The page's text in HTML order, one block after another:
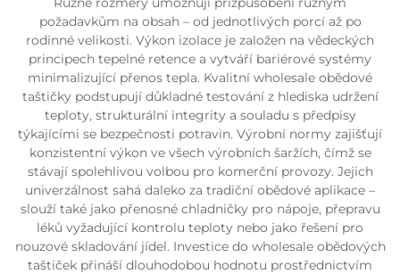
požadavkům na obsah – od jednotlivých porcí až po
rodinné velikosti. Výkon izolace je založen na vědeckých
principech tepelné retence a vytváří bariérové systémy
minimalizující přenos tepla. Kvalitní wholesale obědové
taštičky podstupují důkladné testování z hlediska udržení
teploty, strukturální integrity a souladu s předpisy
týkajícími se bezpečnosti potravin. Výrobní normy zajišťují
konzistentní výkon ve všech výrobních šaržích, čímž se
stávají spolehlivou volbou pro komerční provozy. Jejich
univerzálnost sahá daleko za tradiční obědové aplikace –
slouží také jako přenosné chladničky pro nápoje, přepravu
léků vyžadující kontrolu teploty nebo jako řešení pro
nouzové skladování jídel. Investice do wholesale obědových
taštiček přináší dlouhodobou hodnotu prostřednictvím